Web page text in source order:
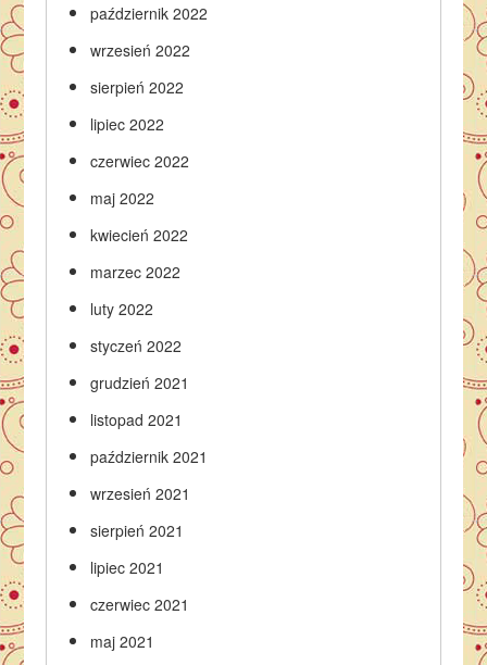
październik 2022
wrzesień 2022
sierpień 2022
lipiec 2022
czerwiec 2022
maj 2022
kwiecień 2022
marzec 2022
luty 2022
styczeń 2022
grudzień 2021
listopad 2021
październik 2021
wrzesień 2021
sierpień 2021
lipiec 2021
czerwiec 2021
maj 2021